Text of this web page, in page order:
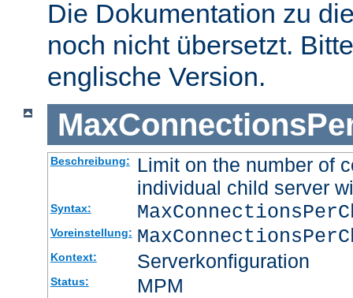
Die Dokumentation zu
noch nicht übersetzt.
englische Version.
Beschreibung:
Limit on the number of
individual child server
Syntax:
Voreinstellung:
Kontext: Serverkonfiguration
Status: MPM